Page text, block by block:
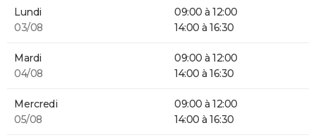
Lundi
03/08
09:00 à 12:00
14:00 à 16:30
Mardi
04/08
09:00 à 12:00
14:00 à 16:30
Mercredi
05/08
09:00 à 12:00
14:00 à 16:30